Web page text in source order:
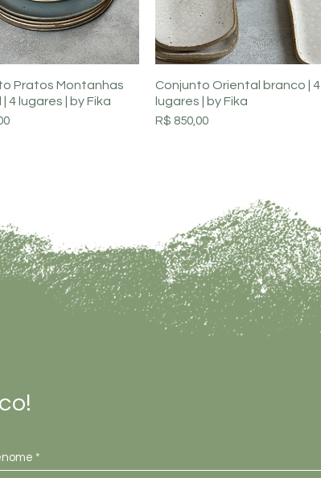
Visualização rápida
Pratos Montanhas
4 lugares | by Fika
Visualização rápida
Conjunto Oriental branco | 4
lugares | by Fika
Preço
R$ 850,00